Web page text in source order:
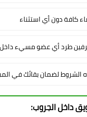
كافة دون أي استثناء
طرد أي عضو مسيء داخل
الشروط لضمان بقائك في
داخل الجروب: